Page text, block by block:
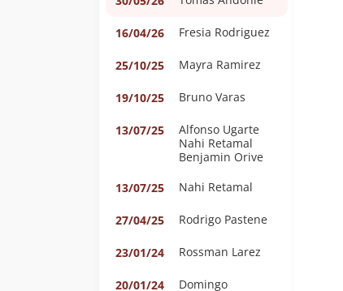
16/04/26 Fresia Rodriguez
25/10/25 Mayra Ramirez
19/10/25 Bruno Varas
13/07/25
Alfonso Ugarte
Nahi Retamal
Benjamin Orive
13/07/25
Nahi Retamal
27/04/25 Rodrigo Pastene
23/01/24 Rossman Larez
20/01/24
Domingo